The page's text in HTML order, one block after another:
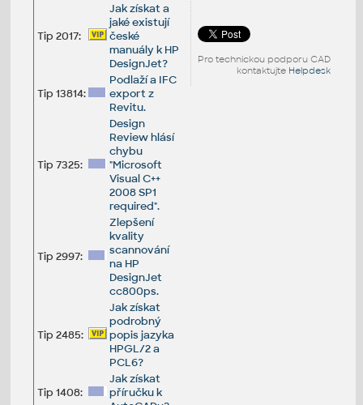
Pro technickou podporu CAD
kontaktujte Helpdesk
Tip 2017:
Jak získat a
jaké existují
české
manuály k HP
DesignJet?
Tip 13814:
Podlaží a IFC
export z
Revitu.
Tip 7325:
Design
Review hlásí
chybu
"Microsoft
Visual C++
2008 SP1
required".
Tip 2997:
Zlepšení
kvality
scannování
na HP
DesignJet
cc800ps.
Tip 2485:
Jak získat
podrobný
popis jazyka
HPGL/2 a
PCL6?
Tip 1408:
Jak získat
příručku k